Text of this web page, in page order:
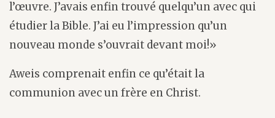
l’œuvre. J’avais enfin trouvé quelqu’un avec qui
étudier la Bible. J’ai eu l’impression qu’un
nouveau monde s’ouvrait devant moi!»
Aweis comprenait enfin ce qu’était la
communion avec un frère en Christ.